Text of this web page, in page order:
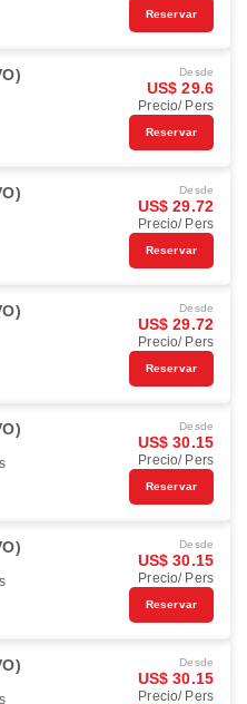
Reservar
Desde
US$ 29.6
Precio/ Pers
Reservar
Desde
US$ 29.72
Precio/ Pers
Reservar
Desde
US$ 29.72
Precio/ Pers
Reservar
Desde
US$ 30.15
Precio/ Pers
Reservar
Desde
US$ 30.15
Precio/ Pers
Reservar
Desde
US$ 30.15
Precio/ Pers